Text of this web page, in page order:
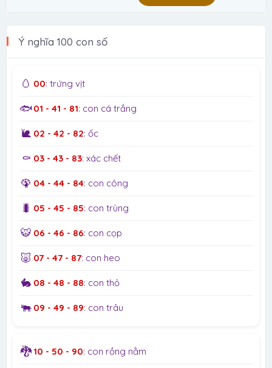
Ý nghĩa 100 con số
🥚 00: trứng vịt
🐟01 - 41 - 81: con cá trắng
🐌 02 - 42 - 82: ốc
⚰️ 03 - 43 - 83: xác chết
🦚 04 - 44 - 84: con công
🐛 05 - 45 - 85: con trùng
🐯 06 - 46 - 86: con cọp
🐷 07 - 47 - 87: con heo
🐇 08 - 48 - 88: con thỏ
🐃 09 - 49 - 89: con trâu
🐉10 - 50 - 90: con rồng nằm